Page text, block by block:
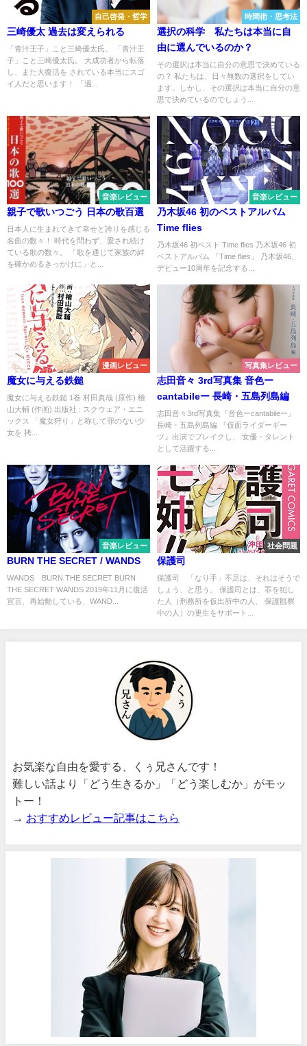
自己啓発・哲学
三崎優太 過去は変えられる
「青汁王子」こと三崎優太氏。 「青汁王
子」こと三崎優太氏。 大成功者から転落
し、また大復活を されている本当にスゴ
イ人だと思います！ 「過...
時間術・思考法
選択の科学 私たちは本当に自
由に選んでいるのか？
その選択は本当に自分の意思で決めている
の？ 私たちは、日々無数の選択をしてい
ます。しかし、その選択は本当に自分の意
思で決めているのでしょう...
音楽レビュー
親子で歌いつごう 日本の歌百選
日本人に生まれてきて幸せと誇りを感じる
名曲の数々！ 時代を問わず、愛され続け
ている歌の数々。 「歌を通じて家族の絆
を確かめるきっかけに」と...
音楽レビュー
乃木坂46 初のベストアルバム
Time flies
乃木坂46 初ベスト Time flies 乃木坂46 初
ベストアルバム 「Time flies」 乃木坂46、
デビュー10周年を記念する...
漫画レビュー
魔女に与える鉄鎚
魔女に与える鉄鎚 1巻 村田真哉 (原作) 檜
山大輔 (作画) 出版社 : スクウェア・エニ
ックス 「魔女狩り」と称して罪のない少
女を 拷...
写真集レビュー
志田音々 3rd写真集 音色ー
cantabileー 長崎・五島列島編
志田音々3rd写真集『音色ーcantabileー』
長崎・五島列島編 『仮面ライダーギー
ツ』出演でブレイクし、 女優・タレント
として活躍する...
音楽レビュー
BURN THE SECRET / WANDS
WANDS BURN THE SECRET BURN
THE SECRET WANDS 2019年11月に復活
宣言、再始動している、WAND...
社会問題
保護司
保護司 「なり手」不足は、それはそうで
しょう、と思う。 保護司とは、罪を犯し
た人（刑務所を仮出所中の人、 保護観察
中の人）の更生をサポート...
お気楽な自由を愛する、くぅ兄さんです！
難しい話より「どう生きるか」「どう楽しむか」がモッ
トー！
→ おすすめレビュー記事はこちら